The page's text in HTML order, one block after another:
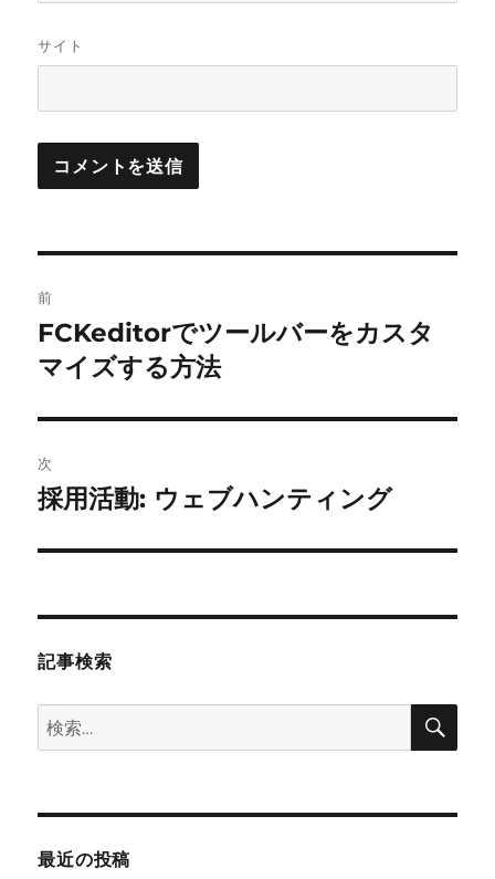
サイト
稿
ナ
ビ
ゲ
ー
シ
ン
前
前
の
稿:
FCKeditorでツールバーをカスタ
マイズする方法
次
次
投
採用活動: ウェブハンティング
記事検索
検
索:
検
最近の投稿